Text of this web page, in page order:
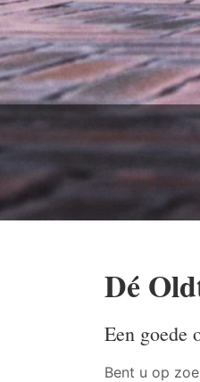
Dé
Een goede
Bent u op